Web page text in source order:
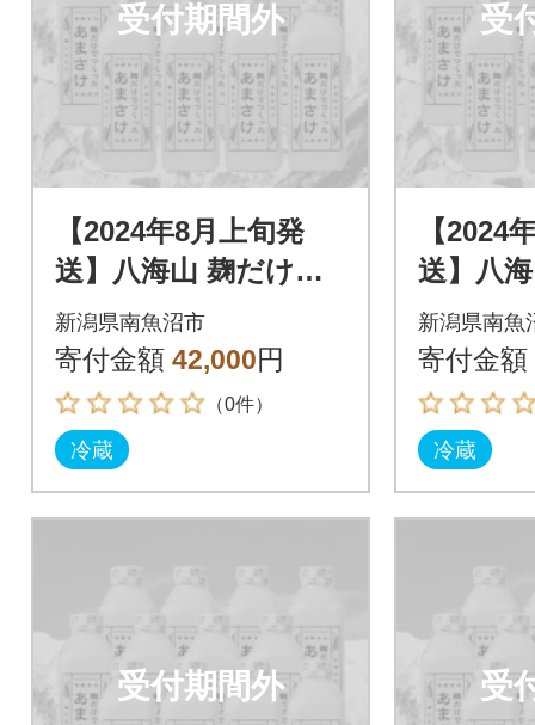
受付期間外
【2024年8月上旬発
送】八海山 麹だけで
つくったあまさけ(82
5g×12本)
新潟県南魚沼市
寄付金額 42,000円
（0件）
冷蔵
受
【2024
送】八
つくっ
5g×12本
新潟県南魚
寄付金額
冷蔵
受付期間外 受